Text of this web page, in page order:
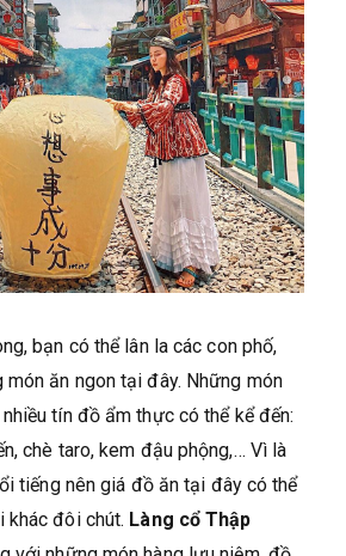
bạn có thể lân la các con phố,
món ăn ngon tại đây. Những món
tín đồ ẩm thực có thể kể đến:
chè taro, kem đậu phộng,… Vì là
tiếng nên giá đồ ăn tại đây có thể
khác đôi chút. Làng cổ Thập